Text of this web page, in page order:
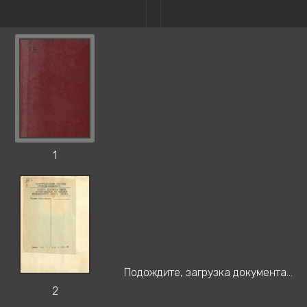
1
2
Подождите, загрузка документа...